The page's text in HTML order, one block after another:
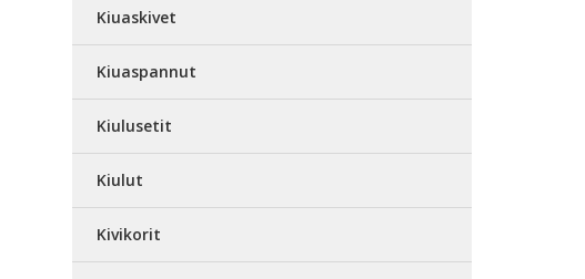
Kiuaskivet
Kiuaspannut
Kiulusetit
Kiulut
Kivikorit